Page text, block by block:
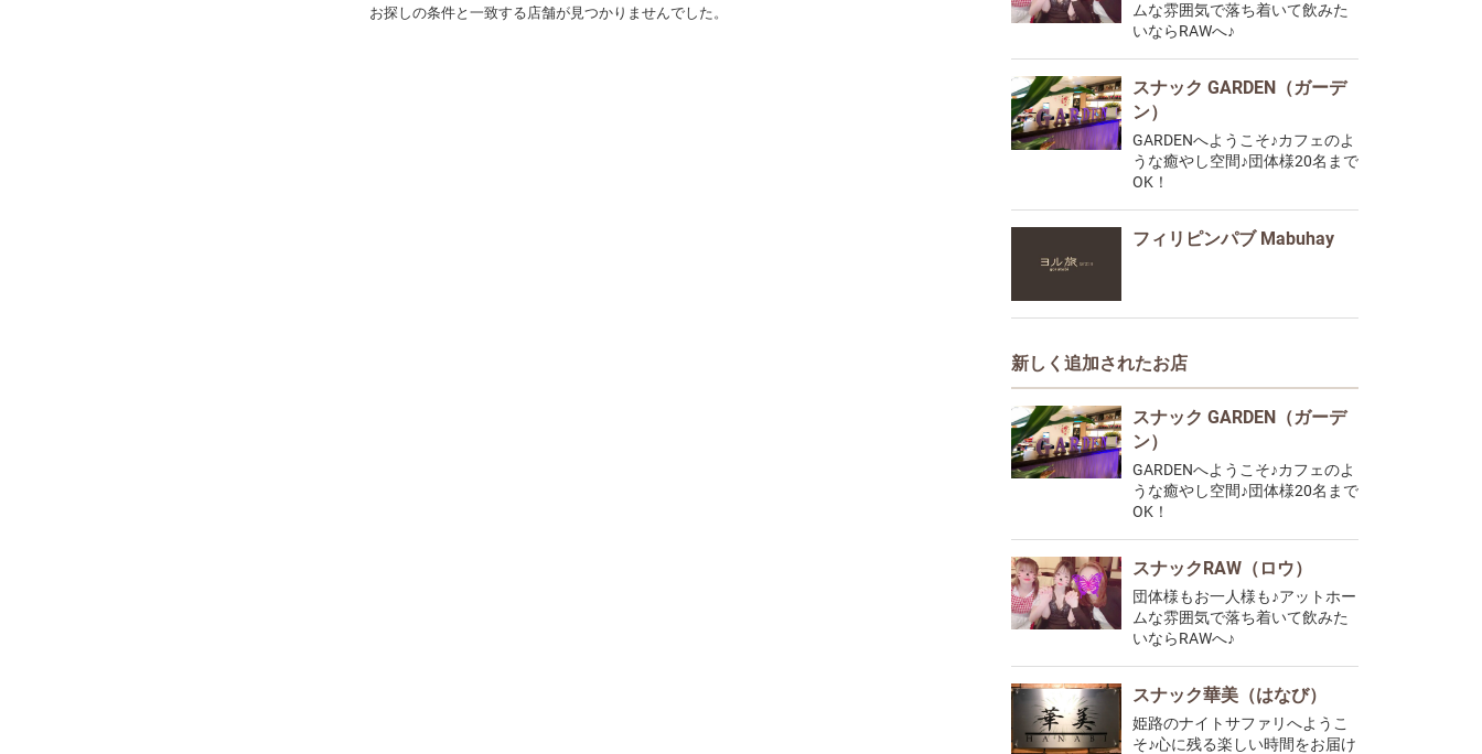
お探しの条件と一致する店舗が見つかりませんでした。
ムな雰囲気で落ち着いて飲みた
いならRAWへ♪
スナック GARDEN（ガーデ
ン）
GARDENへようこそ♪カフェのよ
うな癒やし空間♪団体様20名まで
OK！
フィリピンパブ Mabuhay
新しく追加されたお店
スナック GARDEN（ガーデ
ン）
GARDENへようこそ♪カフェのよ
うな癒やし空間♪団体様20名まで
OK！
スナックRAW（ロウ）
団体様もお一人様も♪アットホー
ムな雰囲気で落ち着いて飲みた
いならRAWへ♪
スナック華美（はなび）
姫路のナイトサファリへようこ
そ♪心に残る楽しい時間をお届け